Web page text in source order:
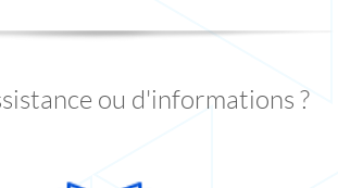
ou d'informations ?